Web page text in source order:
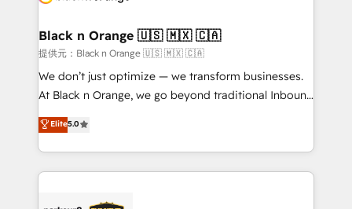
business up for long-term success. Unlock your
business. If not now, when?
projet HubSpot avec DIGITALISIM : 🧽 Nettoyage,
migration et intégration des bases de données. 🚀
Développement des interfaces avec vos logiciels
métiers ⚙️ Configuration de la plateforme HubSpot
Book Process & Guidelines utilisateurs 🎓
Formations des utilisateurs
Black n Orange 🇺🇸 🇲🇽 🇨🇦
提供元：Black n Orange 🇺🇸 🇲🇽 🇨🇦
We don’t just optimize — we transform businesses.
At Black n Orange, we go beyond traditional Inbound
Marketing with our exclusive methodologies:
BOOMS and BOOST. Together, they form a powerful
combination that has driven success for over 800
businesses worldwide. As Elite HubSpot Partners, we
Elite5.0